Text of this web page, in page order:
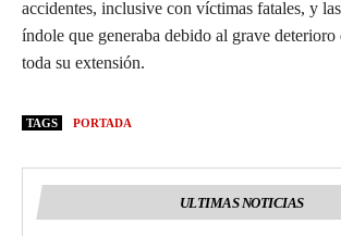
accidentes, inclusive con víctimas fatales, y
índole que generaba debido al grave deterioro
toda su extensión.
TAGS PORTADA
ULTIMAS NOTICIAS